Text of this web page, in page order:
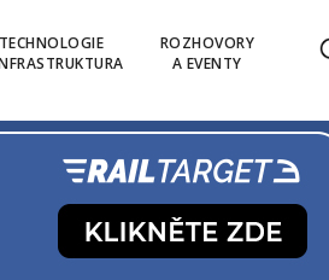
ROZHOVORY
A EVENTY